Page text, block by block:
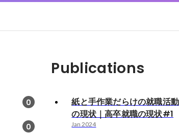
0
0
Publications
紙と手作業だらけの就職活動
の現状｜高卒就職の現状#1
Jan 2024